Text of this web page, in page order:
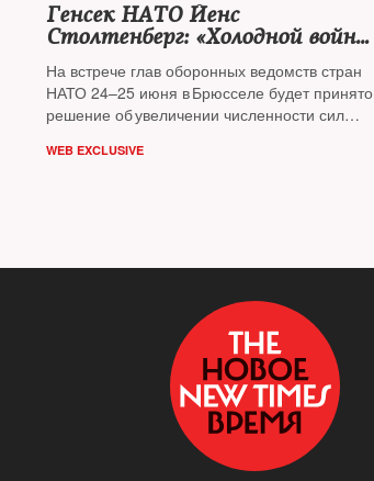
Генсек НАТО Йенс
Столтенберг: «Холодной войны
с Россией нет. Но мы уже
не стратегические партнеры»
На встрече глав оборонных ведомств стран
НАТО 24–25 июня в Брюсселе будет принято
решение об увеличении численности сил
до 30–40 тыс человек. «Это более чем в два
Йенс Столтенберг.
WEB EXCLUSIVE